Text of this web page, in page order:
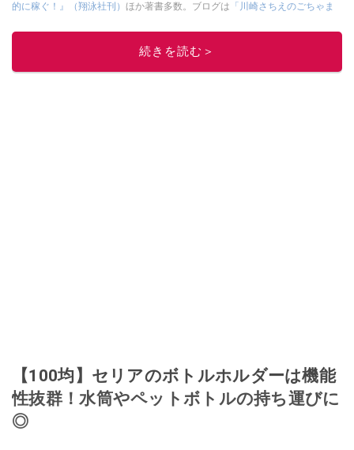
的に稼ぐ！』（翔泳社刊） ほか著書多数。ブログは 「川崎さちえのごちゃま
■経歴：2003年、夫が子育てをするために、突然会社を辞める。翌月からの
給料が０円になり、家にいながら、しかも空いた時間でできるオークション
に目をつける。しかし、取引の仕方がわからずに、まずは落札者として参
続きを読む＞
【100均】セリアのボトルホルダーは機能
性抜群！水筒やペットボトルの持ち運びに
◎